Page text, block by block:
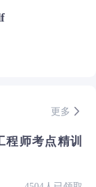
更多
程师考点精训